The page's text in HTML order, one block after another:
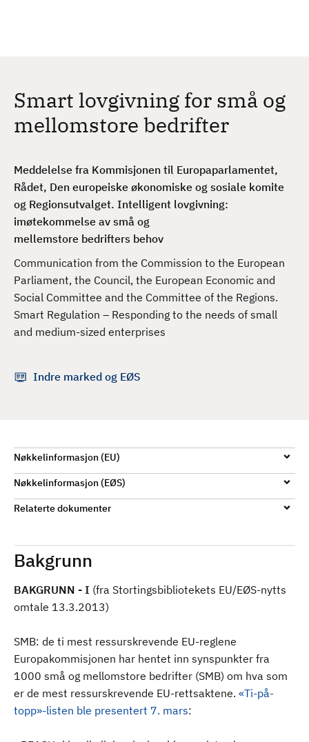
Smart lovgivning for små og
mellomstore bedrifter
Meddelelse fra Kommisjonen til Europaparlamentet,
Rådet, Den europeiske økonomiske og sosiale komite
og Regionsutvalget. Intelligent lovgivning:
imøtekommelse av små og
mellemstore bedrifters behov
Communication from the Commission to the European
Parliament, the Council, the European Economic and
Social Committee and the Committee of the Regions.
Smart Regulation – Responding to the needs of small
and medium-sized enterprises
Indre marked og EØS
Nøkkelinformasjon (EU)
Nøkkelinformasjon (EØS)
Relaterte dokumenter
Bakgrunn
BAKGRUNN - I (fra Stortingsbibliotekets EU/EØS-nytts
omtale 13.3.2013)
SMB: de ti mest ressurskrevende EU-reglene
Europakommisjonen har hentet inn synspunkter fra
1000 små og mellomstore bedrifter (SMB) om hva som
er de mest ressurskrevende EU-rettsaktene. «Ti-på-
topp»-listen ble presentert 7. mars: